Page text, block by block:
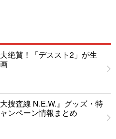
絶賛！「デススト2」が生
大捜査線 N.E.W.』グッズ・特
ンペーン情報まとめ